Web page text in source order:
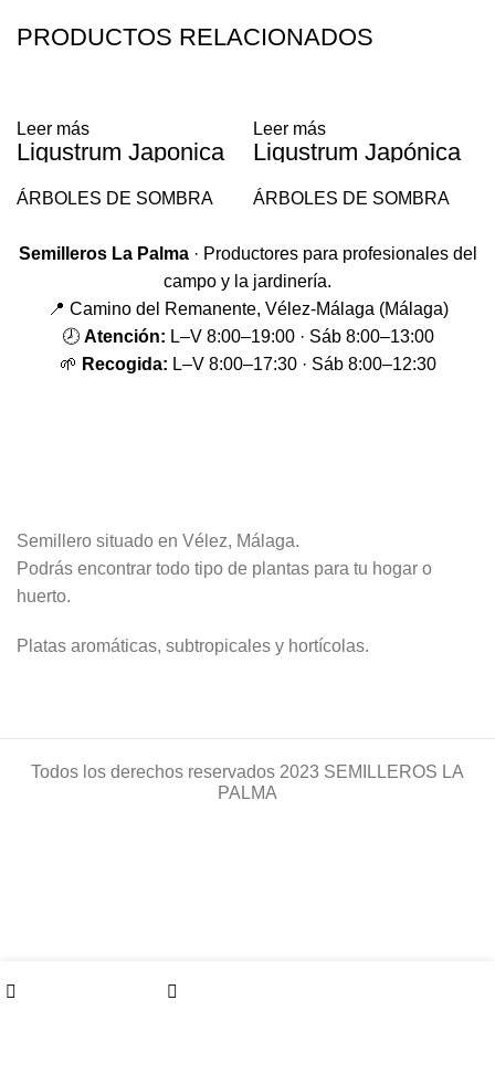
PRODUCTOS RELACIONADOS
Leer más
Ligustrum Japonica
Variegatum
ÁRBOLES DE SOMBRA
Leer más
Ligustrum Japónica
ÁRBOLES DE SOMBRA
Semilleros La Palma· Productores para profesionales del
campo y la jardinería.
📍 Camino del Remanente, Vélez-Málaga (Málaga)
🕗 Atención: L–V 8:00–19:00 · Sáb 8:00–13:00
🌱 Recogida: L–V 8:00–17:30 · Sáb 8:00–12:30
Semillero situado en Vélez, Málaga.
Podrás encontrar todo tipo de plantas para tu hogar o
huerto.
Platas aromáticas, subtropicales y hortícolas.
Todos los derechos reservados 2023 SEMILLEROS LA
PALMA